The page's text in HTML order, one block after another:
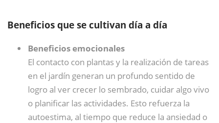
Beneficios que se cultivan día a día
Beneficios emocionales
El contacto con plantas y la realización de tareas
en el jardín generan un profundo sentido de
logro al ver crecer lo sembrado, cuidar algo vivo
o planificar las actividades. Esto refuerza la
autoestima, al tiempo que reduce la ansiedad o